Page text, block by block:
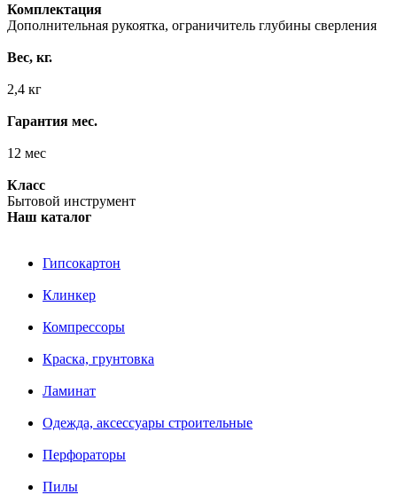
Комплектация
Дополнительная рукоятка, ограничитель глубины сверления
Вес, кг.
2,4 кг
Гарантия мес.
12 мес
Класс
Бытовой инструмент
Наш каталог
Гипсокартон
Клинкер
Компрессоры
Краска, грунтовка
Ламинат
Одежда, аксессуары строительные
Перфораторы
Пилы